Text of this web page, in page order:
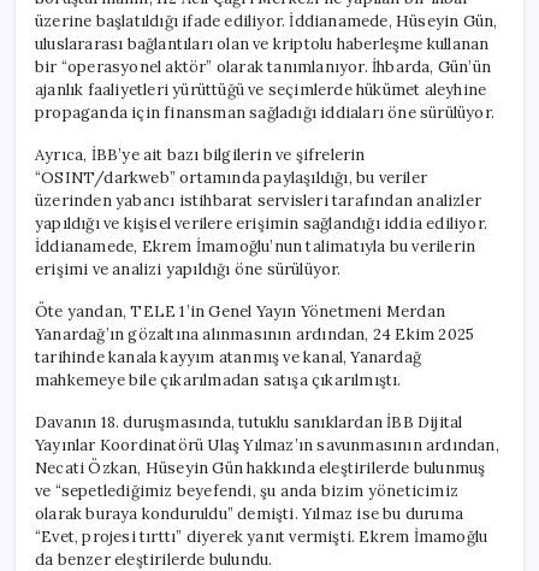
üzerine başlatıldığı ifade ediliyor. İddianamede, Hüseyin Gün,
uluslararası bağlantıları olan ve kriptolu haberleşme kullanan
bir “operasyonel aktör” olarak tanımlanıyor. İhbarda, Gün’ün
ajanlık faaliyetleri yürüttüğü ve seçimlerde hükümet aleyhine
propaganda için finansman sağladığı iddiaları öne sürülüyor.
Ayrıca, İBB’ye ait bazı bilgilerin ve şifrelerin
“OSINT/darkweb” ortamında paylaşıldığı, bu veriler
üzerinden yabancı istihbarat servisleri tarafından analizler
yapıldığı ve kişisel verilere erişimin sağlandığı iddia ediliyor.
İddianamede, Ekrem İmamoğlu’nun talimatıyla bu verilerin
erişimi ve analizi yapıldığı öne sürülüyor.
Öte yandan, TELE 1’in Genel Yayın Yönetmeni Merdan
Yanardağ’ın gözaltına alınmasının ardından, 24 Ekim 2025
tarihinde kanala kayyım atanmış ve kanal, Yanardağ
mahkemeye bile çıkarılmadan satışa çıkarılmıştı.
Davanın 18. duruşmasında, tutuklu sanıklardan İBB Dijital
Yayınlar Koordinatörü Ulaş Yılmaz’ın savunmasının ardından,
Necati Özkan, Hüseyin Gün hakkında eleştirilerde bulunmuş
ve “sepetlediğimiz beyefendi, şu anda bizim yöneticimiz
olarak buraya konduruldu” demişti. Yılmaz ise bu duruma
“Evet, projesi tırttı” diyerek yanıt vermişti. Ekrem İmamoğlu
da benzer eleştirilerde bulundu.